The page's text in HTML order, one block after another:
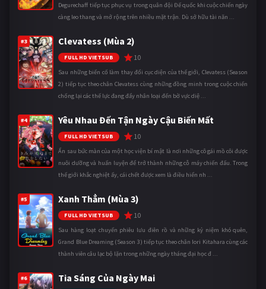
Degurechaff tiếp tục phục vụ trong quân đội Đế quốc khi cuộc chiến ngày
càng leo thang và mở rộng trên nhiều mặt trận. Dù sở hữu tài năn ...
#3 Clevatess (Mùa 2)
FULL HD VIETSUB 10
Sau những biến cố làm thay đổi cục diện của thế giới, Clevatess (Season
2) tiếp tục theo chân Clevatess cùng những đồng minh trong cuộc chiến
chống lại các thế lực đang đẩy nhân loại đến bờ vực diệ ...
#4 Yêu Nhau Đến Tận Ngày Cậu Biến Mất
FULL HD VIETSUB 10
Ẩn sau bức màn của một học viện bí mật là nơi những cô gái mồ côi được
nuôi dưỡng và huấn luyện để trở thành những cỗ máy chiến đấu. Trong
thế giới khắc nghiệt ấy, cái chết được xem là điều hiển nh ...
#5 Xanh Thẳm (Mùa 3)
FULL HD VIETSUB 10
Sau hàng loạt chuyến phiêu lưu điên rồ và những kỷ niệm khó quên,
Grand Blue Dreaming (Season 3) tiếp tục theo chân Iori Kitahara cùng các
thành viên câu lạc bộ lặn trong những ngày tháng đại học đ ...
#6 Tia Sáng Của Ngày Mai